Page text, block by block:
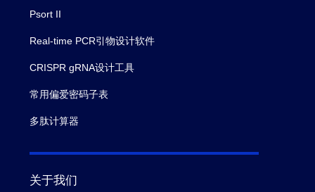
Psort II
Real-time PCR引物设计软件
CRISPR gRNA设计工具
常用偏爱密码子表
多肽计算器
关于我们